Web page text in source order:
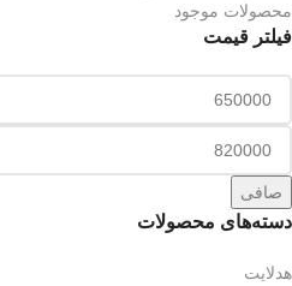
محصولات موجود
فیلتر قیمت
صافی
دسته‌های محصولات
هدلایت